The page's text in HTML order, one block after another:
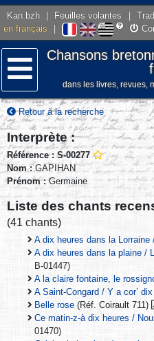
Kan.bzh Feuilles volantes
en français
Menu
Chansons
dans les livres, revues,
Retour à la recherche
Interprète :
Référence : S-00277
Nom :GAPIHAN
Prénom :Germaine
Liste des chants
(41 chants)
A dix heures dans la
A dix heures dans la plaine /
B-01447)
A la claire fontaine, le
A Saint-Congard / Y a cor’
Belle rose (Réf. Coirault 711)
Ce matin-z-à dix heures /
01470)